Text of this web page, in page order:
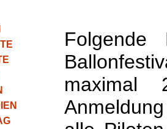
maximal